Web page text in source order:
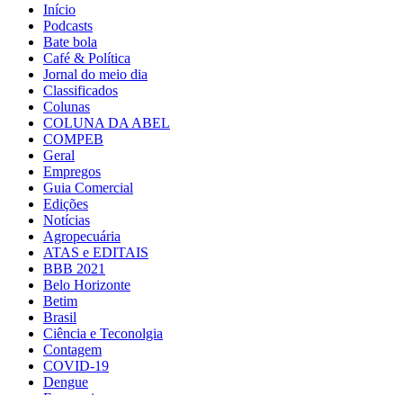
Início
Podcasts
Bate bola
Café & Política
Jornal do meio dia
Classificados
Colunas
COLUNA DA ABEL
COMPEB
Geral
Empregos
Guia Comercial
Edições
Notícias
Agropecuária
ATAS e EDITAIS
BBB 2021
Belo Horizonte
Betim
Brasil
Ciência e Teconolgia
Contagem
COVID-19
Dengue